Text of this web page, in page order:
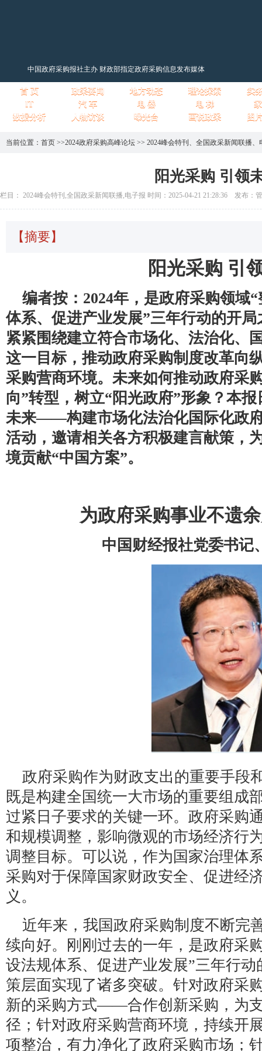
中国政府采购报社主办 财政部指定政府采购信息发布媒体
首 页 政采要闻 地方动态 理论探索
实
IT
汽 车 电 器 电 梯
数据分析
人物访谈 曝光台 画说政采 图
当前位置： 首页 >>2024政府采购高峰论坛 >> 2024峰会特刊 、 全国政采新闻联播、
阳光采购 引领
栏目： 2024峰会特刊,全国政采新闻联播,电子报 时间：2025-04-21 21:28:36 发布：
【摘要】
阳光采购 引
编者按：2024年，是政府采购领域
体系、促进产业发展”三年行动的开
紧紧围绕建立符合市场化、法治化、
这一目标，推动政府采购制度改革向
采购营商环境。未来如何推动政府采
向”转型，树立“阳光政府”形象？本
未来——构建市场化法治化国际化政
活动，邀请相关各方积极建言献策，
境贡献“中国方案”。
为政府采购事业不遗
中国财经报社党委书记
政府采购作为财政支出的重要手段
既是构建全国统一大市场的重要组成
过紧日子要求的关键一环。政府采购
和规模调整，影响微观的市场经济行
调整目标。可以说，作为国家治理体
采购对于保障国家财政安全、促进经
义。
近年来，我国政府采购制度不断完
续向好。刚刚过去的一年，是政府采
设法规体系、促进产业发展”三年行
策层面实现了诸多突破。针对政府采
新的采购方式——合作创新采购，为
径；针对政府采购营商环境，持续开
项整治，有力净化了政府采购市场；